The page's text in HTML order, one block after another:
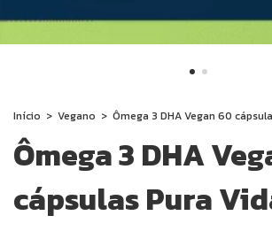
Início > Vegano > Ômega 3 DHA Vegan 60
Ômega 3 DHA
cápsulas Pura